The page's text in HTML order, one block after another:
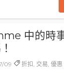
中的時
09 折扣, 交易, 優惠